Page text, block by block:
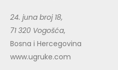
24. juna broj 18,
71 320 Vogošća,
Bosna i Hercegovina
www.ugruke.com